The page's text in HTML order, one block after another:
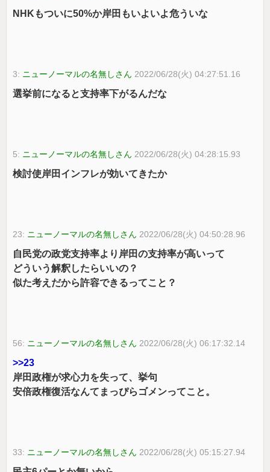
NHKもついに50%か岸田もいよいよ危ういな
3: ニューノーマルの名無しさん 2022/06/28(火) 04:27:51.16
選挙前になると支持率下がるんだな
5: ニューノーマルの名無しさん 2022/06/28(火) 04:28:15.93
検討使岸田インフレが効いてきたか
23: ニューノーマルの名無しさん 2022/06/28(火) 04:50:28.96
自民党の政党支持率より岸田の支持率が高いって
どういう解釈したらいいの？
似た考えだから許容できるってこと？
56: ニューノーマルの名無しさん 2022/06/28(火) 06:17:32.14
>>23
岸田政権が求心力を失って、挙句
安倍政権復活なんてまっぴらゴメンってこと。
33: ニューノーマルの名無しさん 2022/06/28(火) 05:15:27.94